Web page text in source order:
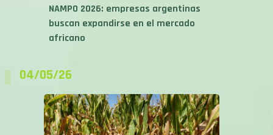
NAMPO 2026: empresas argentinas
buscan expandirse en el mercado
africano
04/05/26